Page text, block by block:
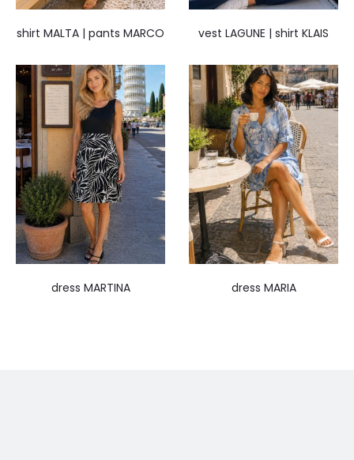
shirt MALTA | pants MARCO vest LAGUNE | shirt KLAIS
dress MARTINA dress MARIA